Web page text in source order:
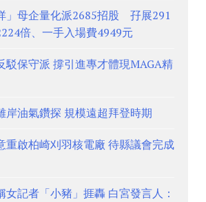
」母企量化派2685招股 孖展291
倍、一手入場費4949元
駁保守派 撐引進專才體現MAGA精
岸油氣鑽探 規模遠超拜登時期
重啟柏崎刈羽核電廠 待縣議會完成
女記者「小豬」捱轟 白宮發言人：